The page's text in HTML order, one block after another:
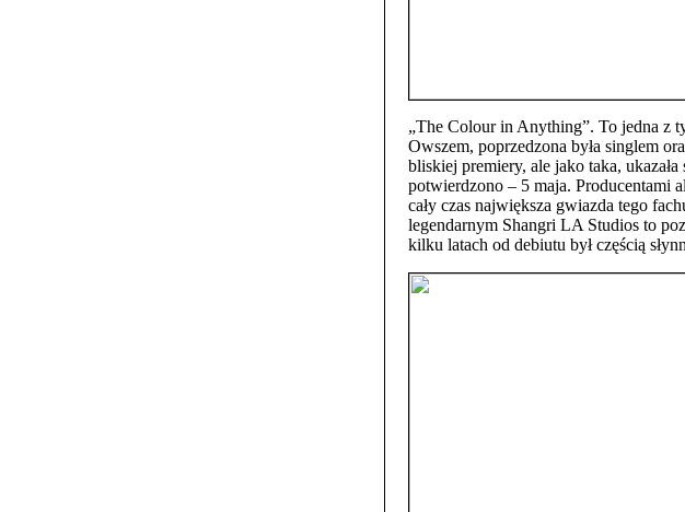
„The Colour in Anything”. To jedna z
Owszem, poprzedzona była singlem
bliskiej premiery, ale jako taka,
potwierdzono – 5 maja. Producentami
cały czas największa gwiazda tego
legendarnym Shangri LA Studios to
kilku latach od debiutu był częścią